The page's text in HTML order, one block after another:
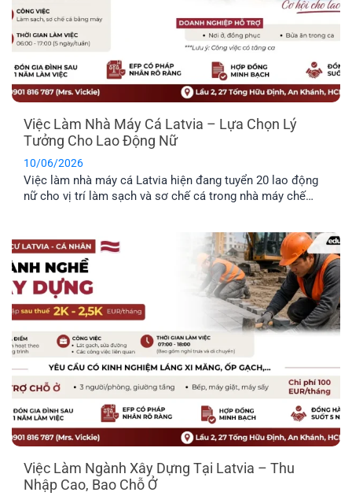
Việc Làm Nhà Máy Cá Latvia – Lựa Chọn Lý
Tưởng Cho Lao Động Nữ
10/06/2026
Việc làm nhà máy cá Latvia hiện đang tuyển 20 lao động
nữ cho vị trí làm sạch và sơ chế cá trong nhà máy chế
chỗ ở. Đây là công việc rất [...]
Việc Làm Ngành Xây Dựng Tại Latvia – Thu
Nhập Cao, Bao Chỗ Ở